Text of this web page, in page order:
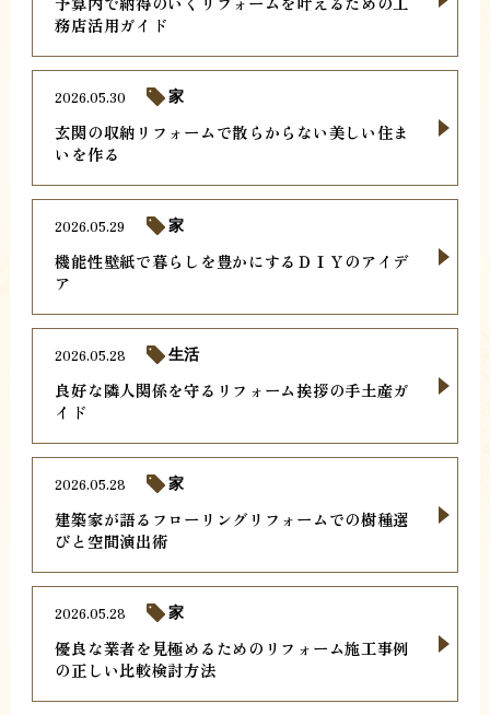
務店活用ガイド
玄関の収納リフォームで散らからない美しい住ま
いを作る
2026.05.30 家
機能性壁紙で暮らしを豊かにするＤＩＹのアイデ
ア
2026.05.29 家
良好な隣人関係を守るリフォーム挨拶の手土産ガ
イド
2026.05.28 生活
建築家が語るフローリングリフォームでの樹種選
びと空間演出術
2026.05.28 家
優良な業者を見極めるためのリフォーム施工事例
の正しい比較検討方法
2026.05.28 家